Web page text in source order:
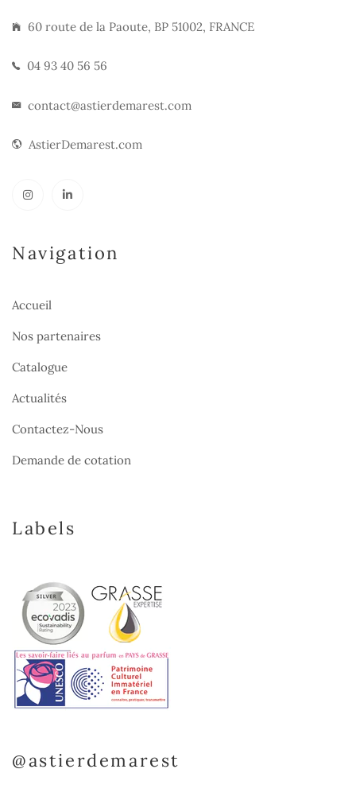
60 route de la Paoute, BP 51002, FRANCE
04 93 40 56 56
contact@astierdemarest.com
AstierDemarest.com
Navigation
Accueil
Nos partenaires
Catalogue
Actualités
Contactez-Nous
Demande de cotation
Labels
@astierdemarest